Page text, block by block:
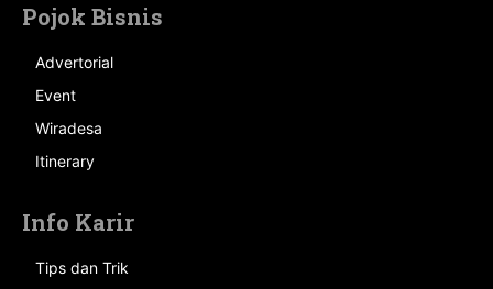
Pojok Bisnis
Advertorial
Event
Wiradesa
Itinerary
Info Karir
Tips dan Trik